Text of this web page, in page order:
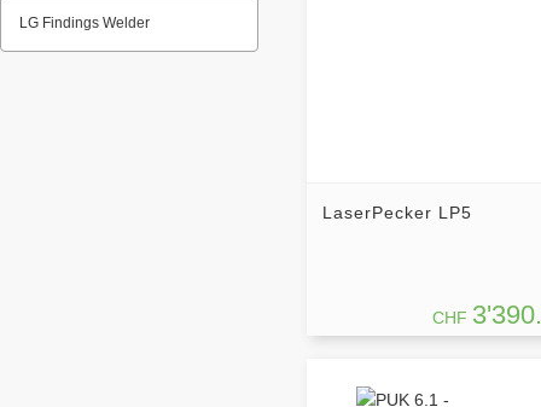
LG Findings Welder
LaserPecker LP5
CHF